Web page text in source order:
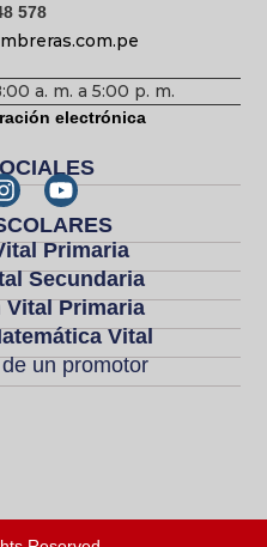
578
a. m. a 5:00 p. m.
electrónica
Primaria
Secundaria
Primaria
Vital
un promotor